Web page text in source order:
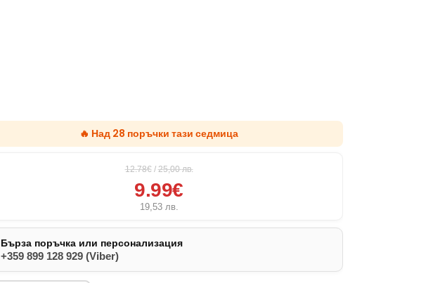
🔥 Над 28 поръчки тази седмица
12.78€ / 25,00лв.
9.99€
19,53 лв.
Бърза поръчка или персонализация
+359 899 128 929 (Viber)